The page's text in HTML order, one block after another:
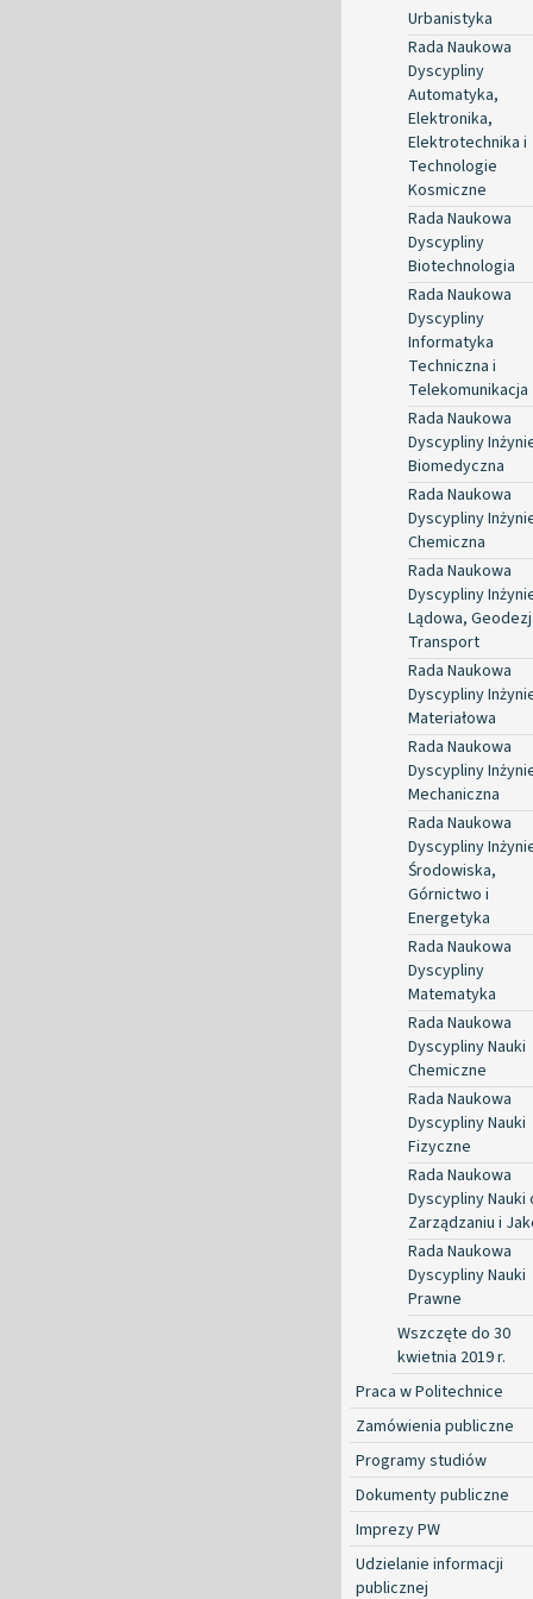
Urbanistyka
Rada Naukowa
Dyscypliny
Automatyka,
Elektronika,
Elektrotechnika i
Technologie
Kosmiczne
Rada Naukowa
Dyscypliny
Biotechnologia
Rada Naukowa
Dyscypliny
Informatyka
Techniczna i
Telekomunikacja
Rada Naukowa
Dyscypliny
Biomedyczna
Rada Naukowa
Dyscypliny
Chemiczna
Rada Naukowa
Dyscypliny
Lądowa,
Transport
Rada Naukowa
Dyscypliny
Materiałowa
Rada Naukowa
Dyscypliny
Mechaniczna
Rada Naukowa
Dyscypliny
Środowiska,
Górnictwo i
Energetyka
Rada Naukowa
Dyscypliny
Matematyka
Rada Naukowa
Dyscypliny Nauki
Chemiczne
Rada Naukowa
Dyscypliny Nauki
Fizyczne
Rada Naukowa
Dyscypliny Nauki
Zarządzaniu i
Rada Naukowa
Dyscypliny Nauki
Prawne
Wszczęte do 30
kwietnia 2019 r.
Praca w Politechnice
Zamówienia publiczne
Programy studiów
Dokumenty publiczne
Imprezy PW
Udzielanie informacji
publicznej